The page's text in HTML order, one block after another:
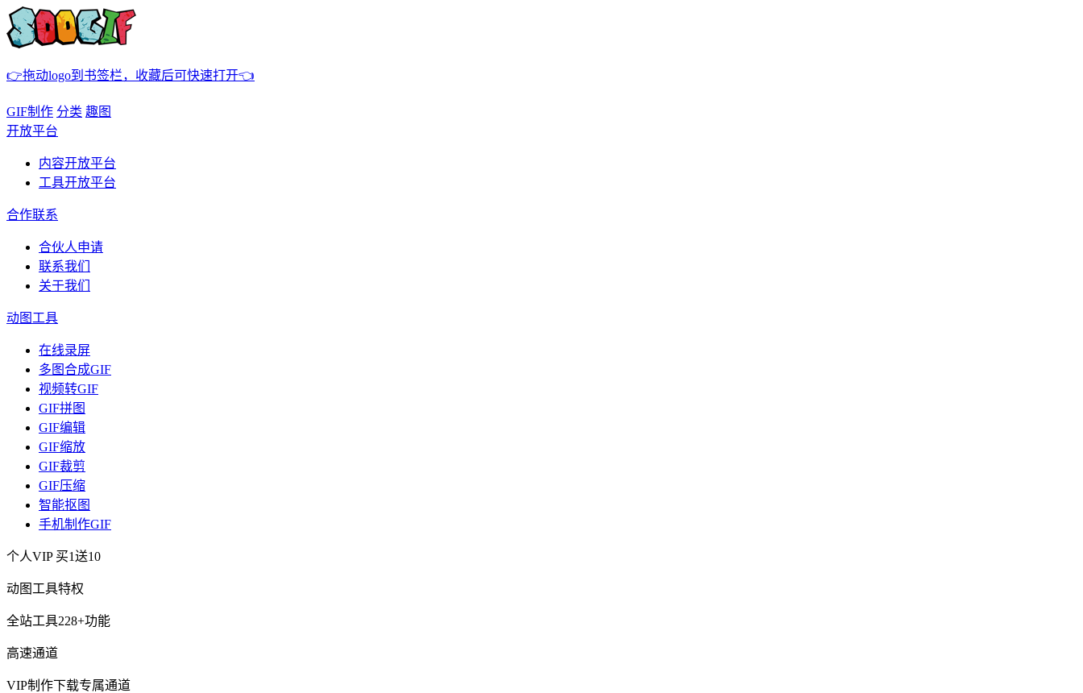
👉拖动logo到书签栏，收藏后可快速打开👈
GIF制作 分类 趣图
开放平台
内容开放平台
工具开放平台
合作联系
合伙人申请
联系我们
关于我们
动图工具
在线录屏
多图合成GIF
视频转GIF
GIF拼图
GIF编辑
GIF缩放
GIF裁剪
GIF压缩
智能抠图
手机制作GIF
个人VIP 买1送10
动图工具特权
全站工具228+功能
高速通道
VIP制作下载专属通道